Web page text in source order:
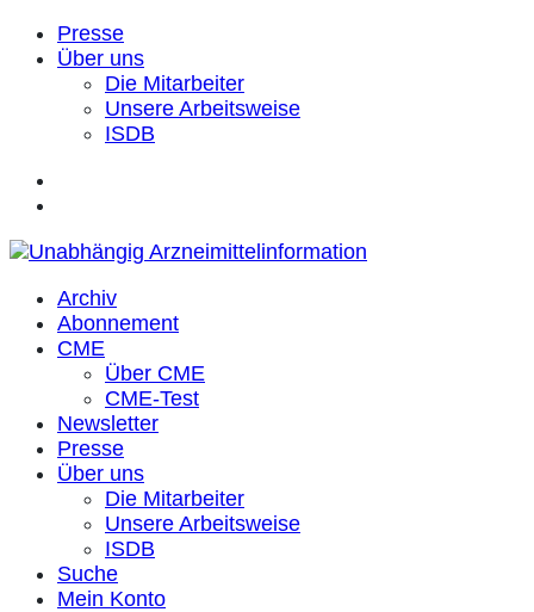
Presse
Über uns
Die Mitarbeiter
Unsere Arbeitsweise
ISDB
Archiv
Abonnement
CME
Über CME
CME-Test
Newsletter
Presse
Über uns
Die Mitarbeiter
Unsere Arbeitsweise
ISDB
Suche
Mein Konto